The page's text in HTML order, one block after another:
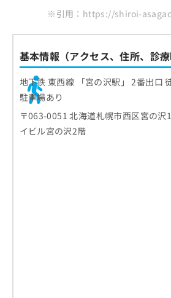
※引用：https://shiroi-
基本情報（アクセス、住所、診療
地下鉄 東西線 「宮の沢駅」 2番出口
駐車場あり
〒063-0051 北海道札幌市西区宮の沢
イビル宮の沢2階